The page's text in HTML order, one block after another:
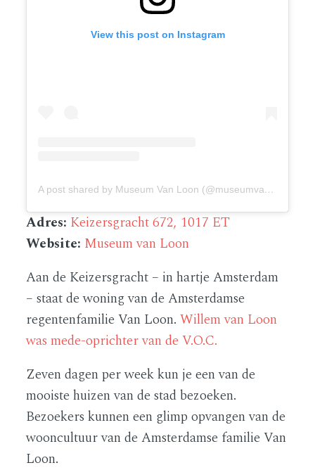
View this post on Instagram
A post shared by Museum Van Loon (@museumvanloon)
Adres: Keizersgracht 672, 1017 ET
Website: Museum van Loon
Aan de Keizersgracht – in hartje Amsterdam
– staat de woning van de Amsterdamse
regentenfamilie Van Loon.Willem van Loon
was mede-oprichter van de V.O.C.
Zeven dagen per week kun je een van de
mooiste huizen van de stad bezoeken.
Bezoekers kunnen een glimp opvangen van de
wooncultuur van de Amsterdamse familie Van
Loon.